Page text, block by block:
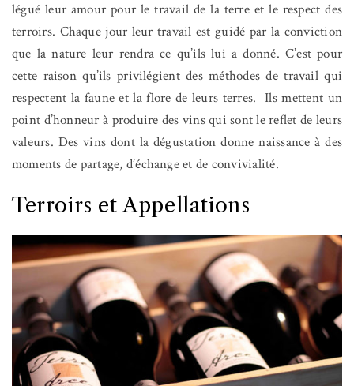
légué leur amour pour le travail de la terre et le respect des
terroirs. Chaque jour leur travail est guidé par la conviction
que la nature leur rendra ce qu’ils lui a donné. C’est pour
cette raison qu’ils privilégient des méthodes de travail qui
respectent la faune et la flore de leurs terres. Ils mettent un
point d’honneur à produire des vins qui sont le reflet de leurs
valeurs. Des vins dont la dégustation donne naissance à des
moments de partage, d’échange et de convivialité.
Terroirs et Appellations